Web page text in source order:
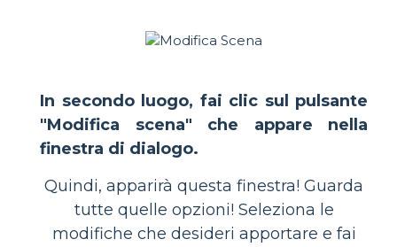
In secondo luogo, fai clic sul pulsante
"Modifica scena" che appare nella
finestra di dialogo.
Quindi, apparirà questa finestra! Guarda
tutte quelle opzioni! Seleziona le
modifiche che desideri apportare e fai